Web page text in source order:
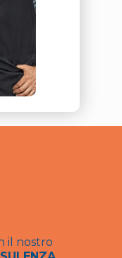
il nostro